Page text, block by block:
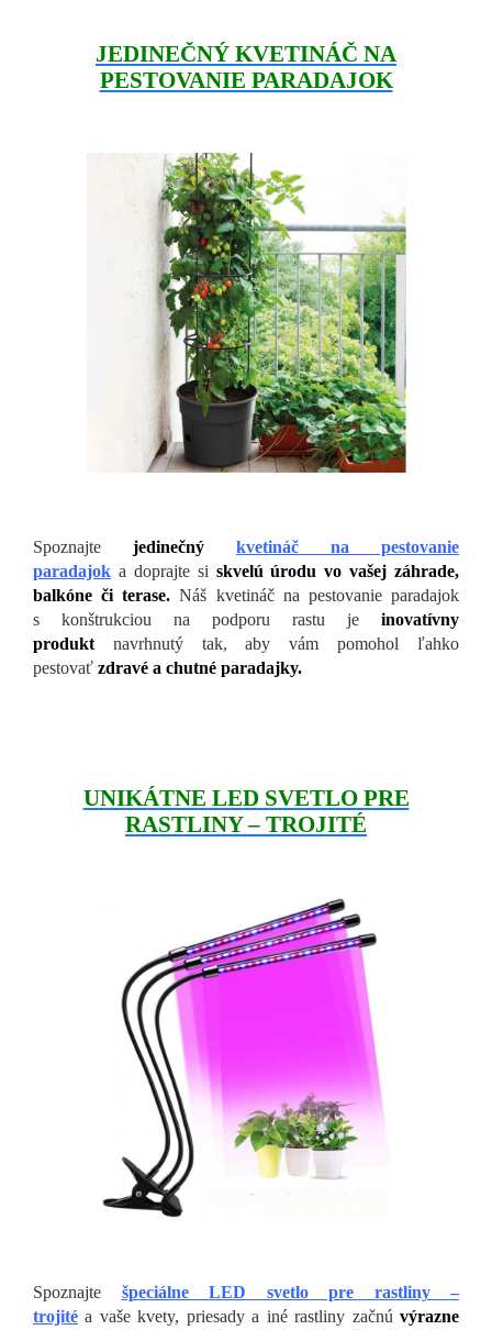
JEDINEČNÝ KVETINÁČ NA
PESTOVANIE PARADAJOK
Spoznajte jedinečný
kvetináč na pestovanie
paradajok a doprajte si skvelú úrodu vo vašej záhrade,
balkóne či terase. Náš kvetináč na pestovanie paradajok
s konštrukciou na podporu rastu je inovatívny
produkt navrhnutý tak, aby vám pomohol ľahko
pestovať zdravé a chutné paradajky.
UNIKÁTNE LED SVETLO PRE
RASTLINY – TROJITÉ
Spoznajte špeciálne LED svetlo pre rastliny –
trojité a vaše kvety, priesady a iné rastliny začnú výrazne